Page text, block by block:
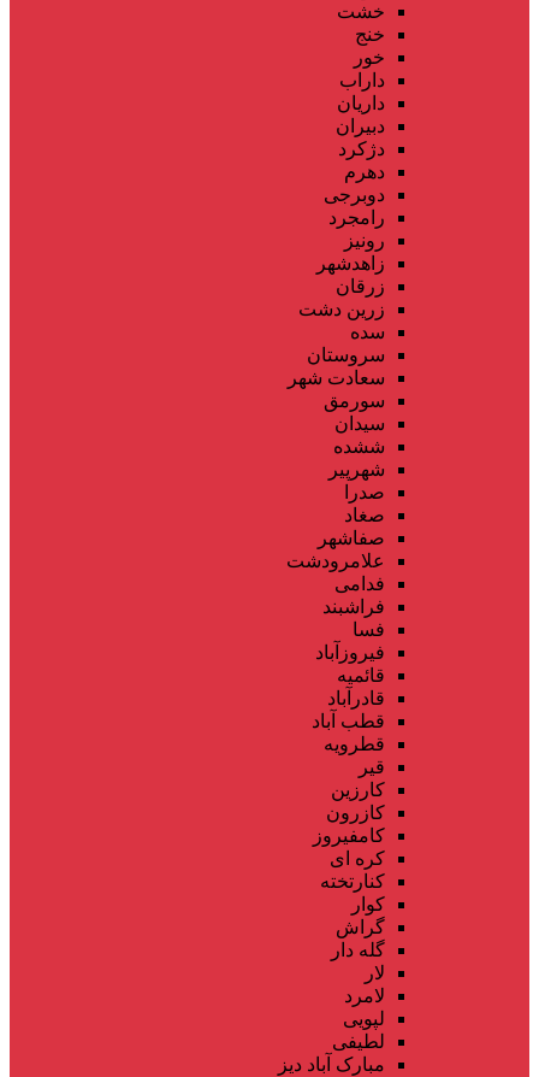
خشت
خنج
خور
داراب
داریان
دبیران
دژکرد
دهرم
دوبرجی
رامجرد
رونیز
زاهدشهر
زرقان
زرین دشت
سده
سروستان
سعادت شهر
سورمق
سیدان
ششده
شهرپیر
صدرا
صغاد
صفاشهر
علامرودشت
فدامی
فراشبند
فسا
فیروزآباد
قائمیه
قادرآباد
قطب آباد
قطرویه
قیر
کارزین
کازرون
کامفیروز
کره ای
کنارتخته
کوار
گراش
گله دار
لار
لامرد
لپویی
لطیفی
مبارک آباد دیز